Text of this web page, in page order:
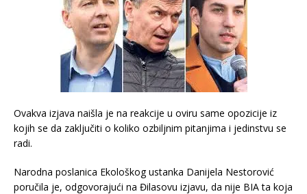
Ovakva izjava naišla je na reakcije u oviru same opozicije iz
kojih se da zaključiti o koliko ozbiljnim pitanjima i jedinstvu se
radi.
Narodna poslanica Ekološkog ustanka Danijela Nestorović
poručila je, odgovorajući na Đilasovu izjavu, da nije BIA ta koja